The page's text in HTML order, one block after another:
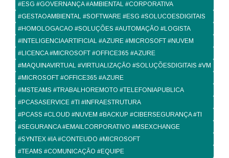
#ESG #GOVERNANÇA #AMBIENTAL #CORPORATIVA
#GESTAOAMBIENTAL #SOFTWARE #ESG #SOLUCOESDIGITAIS
#HOMOLOGACAO #SOLUÇÕES #AUTOMAÇÃO #LOGISTA
#INTELIGENCIAARTIFICIAL #AZURE #MICROSOFT #NUVEM
#LICENCA #MICROSOFT #OFFICE365 #AZURE
#MAQUINAVIRTUAL #VIRTUALIZAÇÃO #SOLUÇÕESDIGITAIS #VM
#MICROSOFT #OFFICE365 #AZURE
#MSTEAMS #TRABALHOREMOTO #TELEFONIAPUBLICA
#PCASASERVICE #TI #INFRAESTRUTURA
#PCASS #CLOUD #NUVEM #BACKUP #CIBERSEGURANÇA #TI
#SEGURANCA #EMAILCORPORATIVO #MSEXCHANGE
#SYNTEX #IA #CONTEUDO #MICROSOFT
#TEAMS #COMUNICAÇÃO #EQUIPE